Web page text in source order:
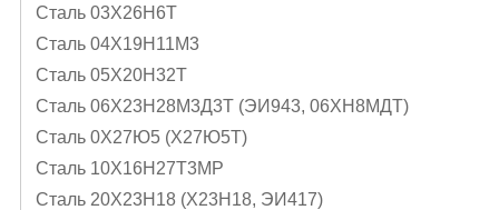
Сталь 03Х26Н6Т
Сталь 04Х19Н11М3
Сталь 05Х20Н32Т
Сталь 06Х23Н28М3Д3Т (ЭИ943, 06ХН8МДТ)
Сталь 0Х27Ю5 (Х27Ю5Т)
Сталь 10Х16Н27Т3МР
Сталь 20Х23Н18 (Х23Н18, ЭИ417)